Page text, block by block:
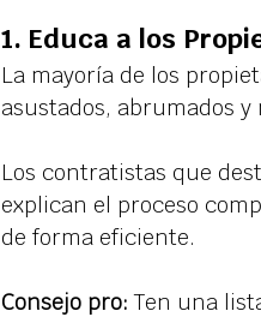
1. Educa a los
La mayoría de los
asustados, abrumados
Los contratistas que
explican el proceso
de forma eficiente.
Consejo pro: Ten una